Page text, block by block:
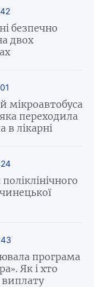
безпечно
двох
мікроавтобуса
переходила
в лікарні
програма
Як і хто